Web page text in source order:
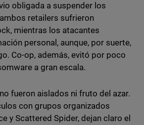
obligada a suspender los
retailers sufrieron
mientras los atacantes
personal, aunque, por suerte,
Co-op, además, evitó por poco
a gran escala.
fueron aislados ni fruto del azar.
con grupos organizados
y Scattered Spider, dejan claro el